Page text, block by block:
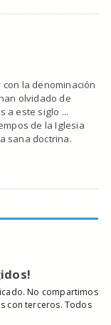
la denominación
olvidado de
a este siglo ...
de la Iglesia
sana doctrina.
No compartimos
con terceros. Todos